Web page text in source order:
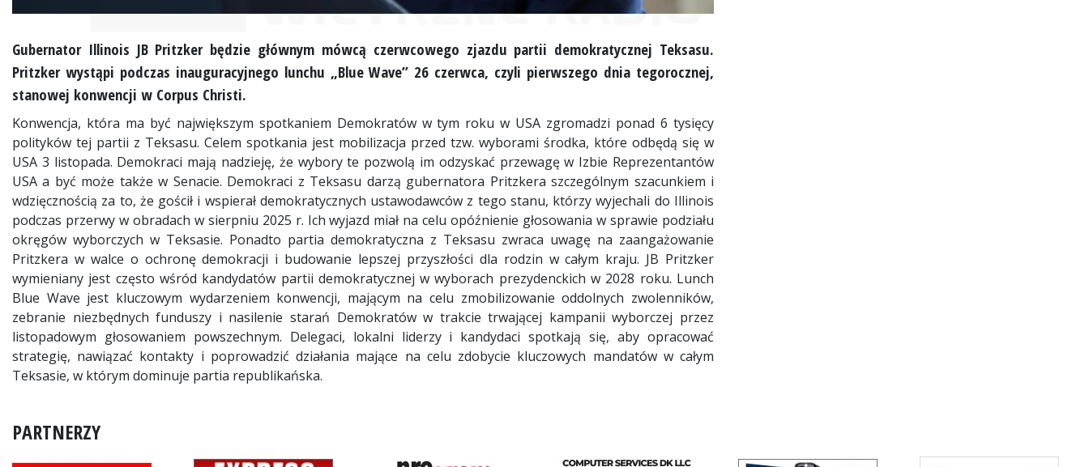
Gubernator Illinois JB Pritzker będzie głównym mówcą czerwcowego zjazdu partii demokratycznej Teksasu.
Pritzker wystąpi podczas inauguracyjnego lunchu „Blue Wave” 26 czerwca, czyli pierwszego dnia tegorocznej,
stanowej konwencji w Corpus Christi.
Konwencja, która ma być największym spotkaniem Demokratów w tym roku w USA zgromadzi ponad 6 tysięcy
polityków tej partii z Teksasu. Celem spotkania jest mobilizacja przed tzw. wyborami środka, które odbędą się w
USA 3 listopada. Demokraci mają nadzieję, że wybory te pozwolą im odzyskać przewagę w Izbie Reprezentantów
USA a być może także w Senacie. Demokraci z Teksasu darzą gubernatora Pritzkera szczególnym szacunkiem i
wdzięcznością za to, że gościł i wspierał demokratycznych ustawodawców z tego stanu, którzy wyjechali do Illinois
podczas przerwy w obradach w sierpniu 2025 r. Ich wyjazd miał na celu opóźnienie głosowania w sprawie podziału
okręgów wyborczych w Teksasie. Ponadto partia demokratyczna z Teksasu zwraca uwagę na zaangażowanie
Pritzkera w walce o ochronę demokracji i budowanie lepszej przyszłości dla rodzin w całym kraju. JB Pritzker
wymieniany jest często wśród kandydatów partii demokratycznej w wyborach prezydenckich w 2028 roku. Lunch
Blue Wave jest kluczowym wydarzeniem konwencji, mającym na celu zmobilizowanie oddolnych zwolenników,
zebranie niezbędnych funduszy i nasilenie starań Demokratów w trakcie trwającej kampanii wyborczej przez
listopadowym głosowaniem powszechnym. Delegaci, lokalni liderzy i kandydaci spotkają się, aby opracować
strategię, nawiązać kontakty i poprowadzić działania mające na celu zdobycie kluczowych mandatów w całym
Teksasie, w którym dominuje partia republikańska.
PARTNERZY